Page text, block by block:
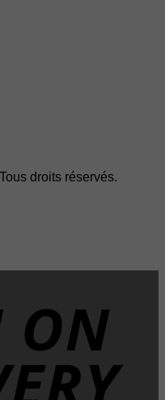
droits réservés.